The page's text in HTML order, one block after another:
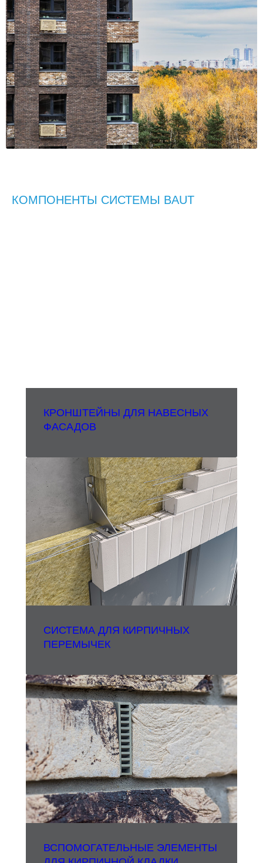
КОМПОНЕНТЫ СИСТЕМЫ BAUT
КРОНШТЕЙНЫ ДЛЯ НАВЕСНЫХ
ФАСАДОВ
CИСТЕМА ДЛЯ КИРПИЧНЫХ
ПЕРЕМЫЧЕК
ВСПОМОГАТЕЛЬНЫЕ ЭЛЕМЕНТЫ